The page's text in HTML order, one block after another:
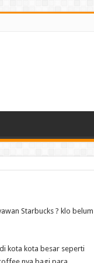
Starbucks ? klo belum
kota kota besar seperti